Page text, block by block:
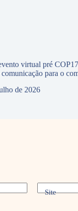
virtual pré
comunicação para o
de 2026
Site